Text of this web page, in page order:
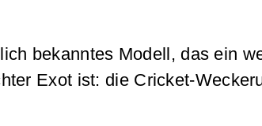
bekanntes Modell, das ein
Exot ist: die Cricket-